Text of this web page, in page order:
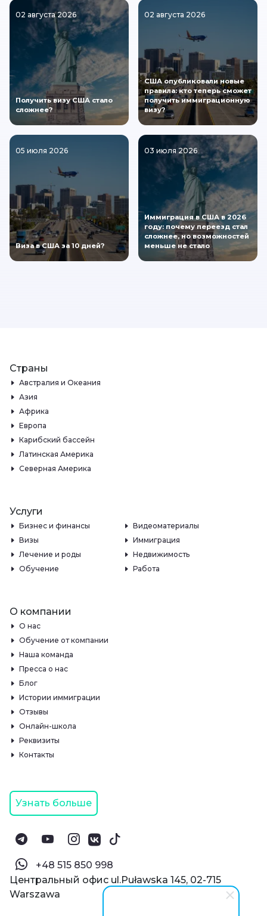
02 августа 2026
Получить визу США стало
сложнее?
02 августа 2026
США опубликовали новые
правила: кто теперь сможет
получить иммиграционную
визу?
05 июля 2026
Виза в США за 10 дней?
03 июля 2026
Иммиграция в США в 2026
году: почему переезд стал
сложнее, но возможностей
меньше не стало
Страны
Австралия и Океания
Азия
Африка
Европа
Карибский бассейн
Латинская Америка
Северная Америка
Услуги
Бизнес и финансы
Видеоматериалы
Визы
Иммиграция
Лечение и роды
Недвижимость
Обучение
Работа
О компании
О нас
Обучение от компании
Наша команда
Пресса о нас
Блог
Истории иммиграции
Отзывы
Онлайн-школа
Реквизиты
Контакты
Узнать больше
‪+48 515 850 998‬
Центральный офис ul.Puławska 145, 02-715
Warszawa